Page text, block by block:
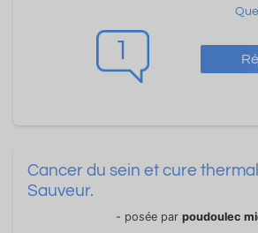
1
Cancer du sein et cure
Sauveur.
- posée par poudoulec